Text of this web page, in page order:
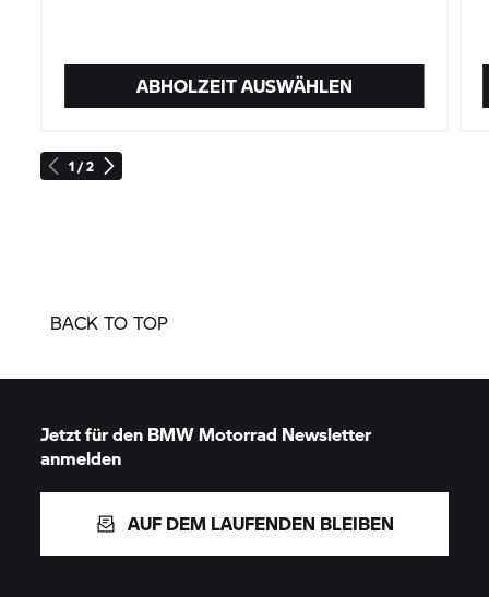
1 / 2
ABHOLZEIT AUSWÄHLEN
BACK TO TOP
Jetzt für den BMW Motorrad Newsletter
anmelden
AUF DEM LAUFENDEN BLEIBEN